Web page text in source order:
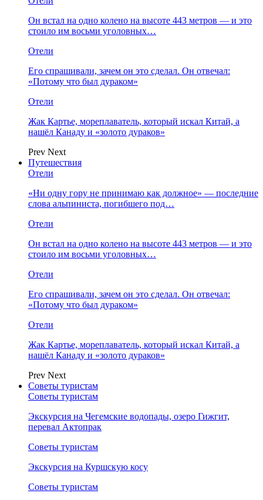
Он встал на одно колено на высоте 443 метров — и это
стоило им восьми уголовных…
Отели
Его спрашивали, зачем он это сделал. Он отвечал:
«Потому что был дураком»
Отели
Жак Картье, мореплаватель, который искал Китай, а
нашёл Канаду и «золото дураков»
Prev Next
Путешествия
Отели
«Ни одну гору не принимаю как должное» — последние
слова альпиниста, погибшего под…
Отели
Он встал на одно колено на высоте 443 метров — и это
стоило им восьми уголовных…
Отели
Его спрашивали, зачем он это сделал. Он отвечал:
«Потому что был дураком»
Отели
Жак Картье, мореплаватель, который искал Китай, а
нашёл Канаду и «золото дураков»
Prev Next
Советы туристам
Советы туристам
Экскурсия на Чегемские водопады, озеро Гижгит,
перевал Актопрак
Советы туристам
Экскурсия на Куршскую косу
Советы туристам